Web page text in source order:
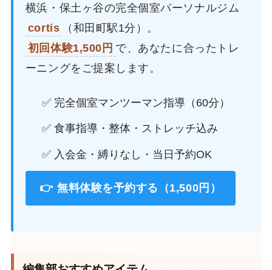
横浜・保土ヶ谷の完全個室パーソナルジム
cortis
（和田町駅1分）。
初回体験1,500円 で、あなたに合ったトレ
ーニングをご提案します。
✅ 完全個室マンツーマン指導（60分）
✅ 食事指導・整体・ストレッチ込み
✅ 入会金・縛りなし・当日予約OK
👉 無料体験を予約する（1,500円）